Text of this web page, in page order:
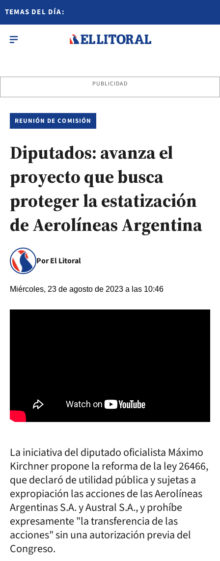
TEMAS DEL DÍA:
PUBLICIDAD
REUNIÓN DE COMISIÓN
Diputados: avanza el
proyecto que busca
proteger la estatización
de Aerolíneas Argentina
Por El Litoral
Miércoles, 23 de agosto de 2023 a las 10:46
La iniciativa del diputado oficialista Máximo
Kirchner propone la reforma de la ley 26466,
que declaró de utilidad pública y sujetas a
expropiación las acciones de las Aerolíneas
Argentinas S.A. y Austral S.A., y prohíbe
expresamente "la transferencia de las
acciones" sin una autorización previa del
Congreso.